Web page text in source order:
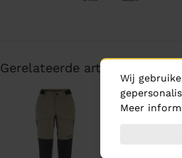
Gerelateerde artikelen
Wij
Meer